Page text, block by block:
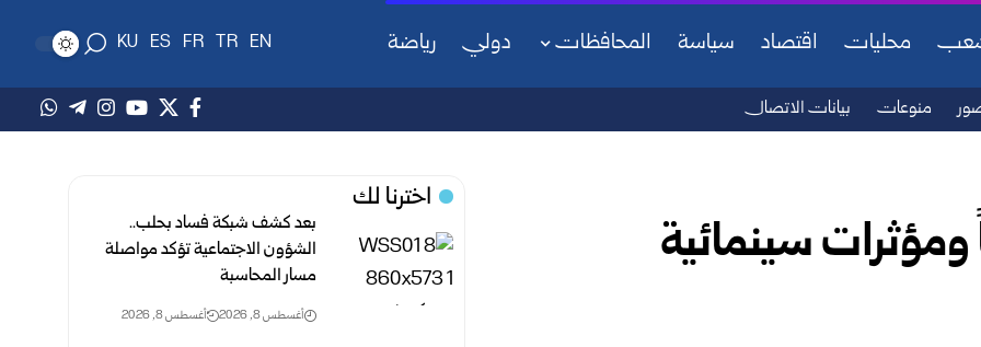
محليات اقتصاد سياسة المحافظات دولي رياضة EN
TR
FR
ES
KU
منوعات بيانات الاتصال
سينمائية
اخترنا لك
بعد كشف شبكة فساد بحلب..
الشؤون الاجتماعية تؤكد مواصلة
مسار ‏المحاسبة
أغسطس 8, 2026 أغسطس 8, 2026